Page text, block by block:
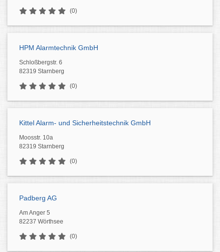
(0)
HPM Alarmtechnik GmbH
Schloßbergstr. 6
82319 Starnberg
(0)
Kittel Alarm- und Sicherheitstechnik GmbH
Moosstr. 10a
82319 Starnberg
(0)
Padberg AG
Am Anger 5
82237 Wörthsee
(0)